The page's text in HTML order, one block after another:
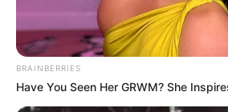
BRAINBERRIES
Have You Seen Her GRWM? She